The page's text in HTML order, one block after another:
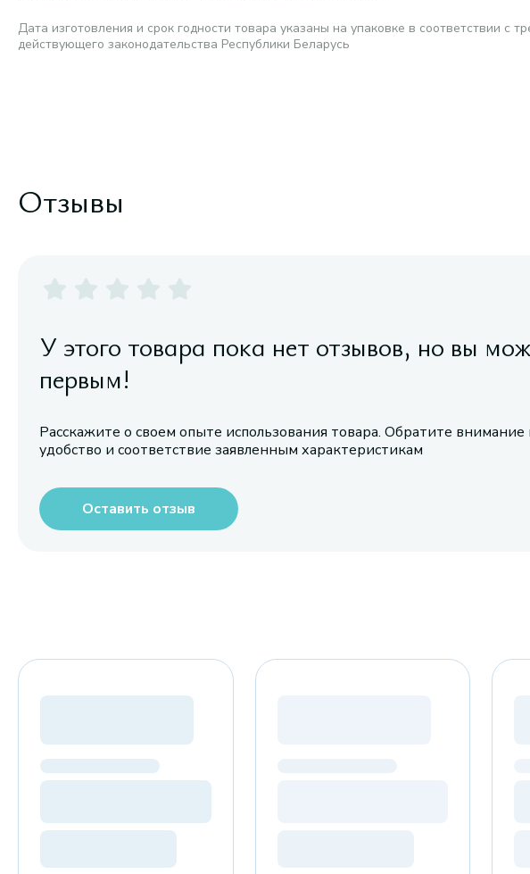
Дата изготовления и срок годности товара указаны на упаковке в соответствии с
действующего законодательства Республики Беларусь
Отзывы
У этого товара пока нет отзывов, но вы
первым!
Расскажите о своем опыте использования товара. Обратите внимание
удобство и соответствие заявленным характеристикам
Оставить отзыв